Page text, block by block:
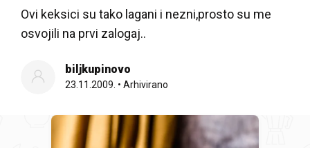
Ovi keksici su tako lagani i nezni,prosto su me
osvojili na prvi zalogaj..
biljkupinovo
23.11.2009. • Arhivirano